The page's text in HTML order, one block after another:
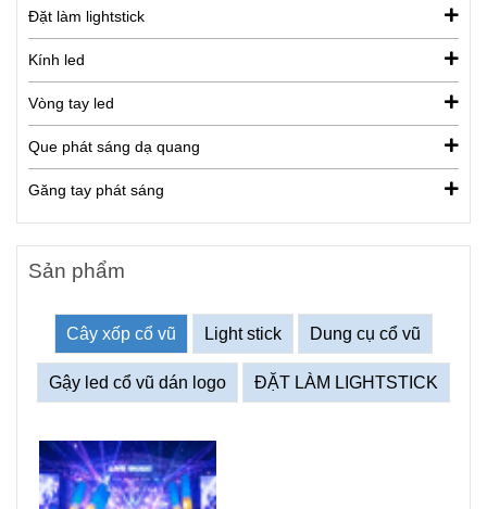
Đặt làm lightstick
Kính led
Vòng tay led
Que phát sáng dạ quang
Găng tay phát sáng
Sản phẩm
Cây xốp cổ vũ Light stick Dung cụ cổ vũ
Gậy led cổ vũ dán logo ĐẶT LÀM LIGHTSTICK